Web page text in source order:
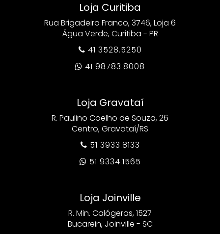
Loja Curitiba
Rua Brigadeiro Franco, 3746, Loja 6
Água Verde, Curitiba - PR
 41 3528.5250
 41 98783.8008
Loja Gravataí
R. Paulino Coelho de Souza, 26
Centro, Gravataí/RS
 51 3933.8133
 51 9334.1565
Loja Joinville
R. Min. Calógeras, 1527
Bucarein, Joinville - SC